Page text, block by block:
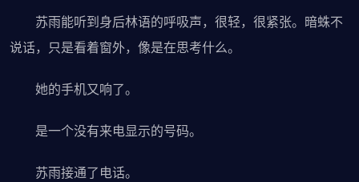
苏雨能听到身后林语的呼吸声，很轻，很紧张。暗蛛不
说话，只是看着窗外，像是在思考什么。
她的手机又响了。
是一个没有来电显示的号码。
苏雨接通了电话。